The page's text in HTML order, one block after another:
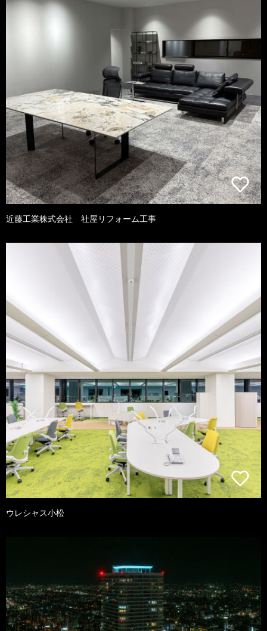
近藤工業株式会社 社屋リフォーム工事
ウレシャス小松